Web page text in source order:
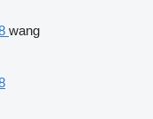
wang